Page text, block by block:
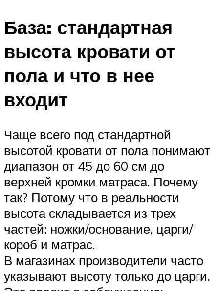
База: стандартная
высота кровати от
пола и что в нее
входит
Чаще всего под стандартной
высотой кровати от пола понимают
диапазон от 45 до 60 см до
верхней кромки матраса. Почему
так? Потому что в реальности
высота складывается из трех
частей: ножки/основание, царги/
короб и матрас.
В магазинах производители часто
указывают высоту только до царги.